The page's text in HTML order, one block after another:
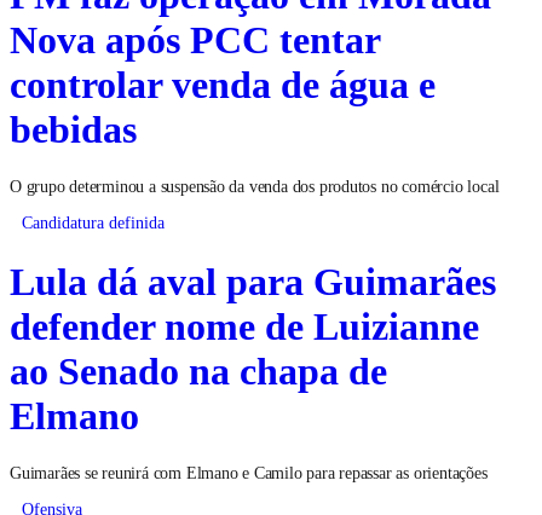
Nova após PCC tentar
controlar venda de água e
bebidas
O grupo determinou a suspensão da venda dos produtos no comércio local
Candidatura definida
Lula dá aval para Guimarães
defender nome de Luizianne
ao Senado na chapa de
Elmano
Guimarães se reunirá com Elmano e Camilo para repassar as orientações
Ofensiva